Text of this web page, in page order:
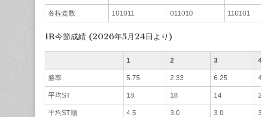
各枠走数 101011 011010 110101
1R今節成績 (2026年5月24日より)
1 2 3
勝率 5.75 2.33 6.25
平均ST 18 18 14
平均ST順 4.5 3.0 3.0